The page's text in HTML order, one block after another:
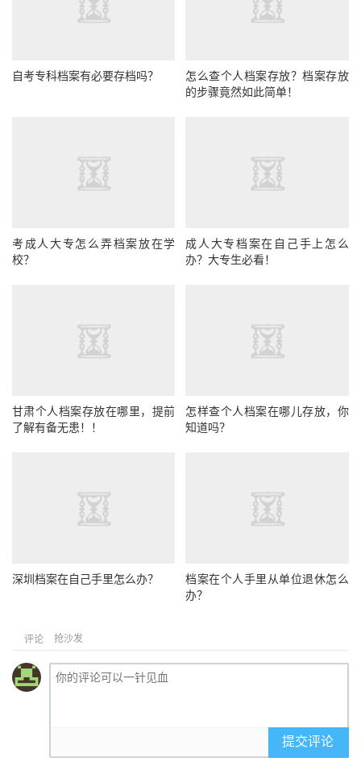
自考专科档案有必要存档吗？
怎么查个人档案存放？档案存放
的步骤竟然如此简单！
考成人大专怎么弄档案放在学
校？
成人大专档案在自己手上怎么
办？大专生必看！
甘肃个人档案存放在哪里，提前
了解有备无患！！
怎样查个人档案在哪儿存放，你
知道吗？
深圳档案在自己手里怎么办？
档案在个人手里从单位退休怎么
办？
评论 抢沙发
提交评论